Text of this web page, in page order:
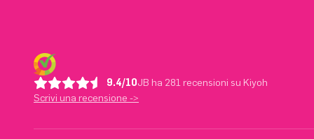
9.4/10JB ha 281 recensioni su Kiyoh
Scrivi una recensione ->